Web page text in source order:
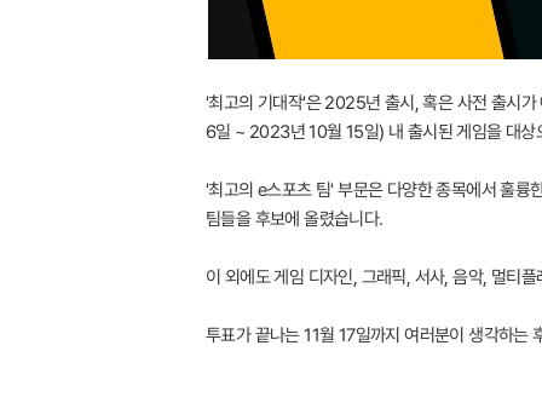
'최고의 기대작'은 2025년 출시, 혹은 사전 출시
6일 ~ 2023년 10월 15일) 내 출시된 게임을 대상
'최고의 e스포츠 팀' 부문은 다양한 종목에서 훌륭
팀들을 후보에 올렸습니다.
이 외에도 게임 디자인, 그래픽, 서사, 음악, 멀티
투표가 끝나는 11월 17일까지 여러분이 생각하는